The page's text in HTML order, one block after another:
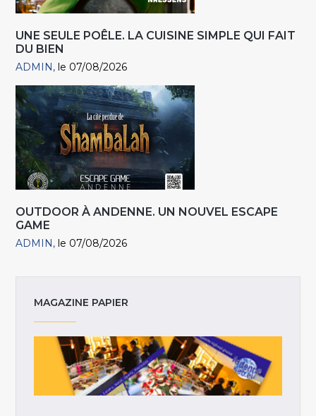
UNE SEULE POÊLE. LA CUISINE SIMPLE QUI FAIT
DU BIEN
ADMIN le 07/08/2026
OUTDOOR À ANDENNE. UN NOUVEL ESCAPE
GAME
ADMIN le 07/08/2026
MAGAZINE PAPIER